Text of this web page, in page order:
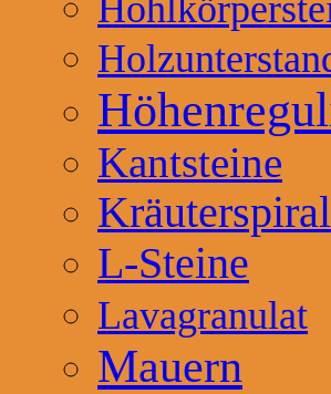
Kantsteine
L-Steine
Lavagranulat
Mauern